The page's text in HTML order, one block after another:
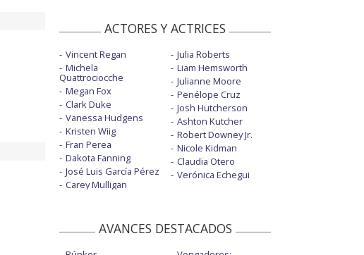
ACTORES Y ACTRICES
Vincent Regan
Michela
Quattrociocche
Megan Fox
Clark Duke
Vanessa Hudgens
Kristen Wiig
Fran Perea
Dakota Fanning
José Luis García Pérez
Carey Mulligan
Julia Roberts
Liam Hemsworth
Julianne Moore
Penélope Cruz
Josh Hutcherson
Ashton Kutcher
Robert Downey Jr.
Nicole Kidman
Claudia Otero
Verónica Echegui
AVANCES DESTACADOS